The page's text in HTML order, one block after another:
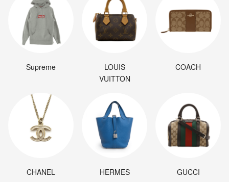
Supreme
LOUIS
VUITTON
COACH
CHANEL HERMES GUCCI